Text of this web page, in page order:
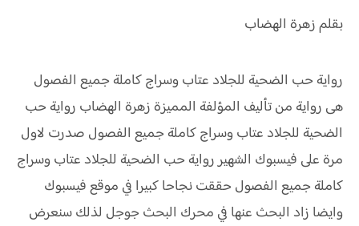
بقلم زهرة الهضاب
رواية حب الضحية للجلاد عتاب وسراج كاملة جميع الفصول
هى رواية من تأليف المؤلفة المميزة زهرة الهضاب رواية حب
الضحية للجلاد عتاب وسراج كاملة جميع الفصول صدرت لاول
مرة على فيسبوك الشهير رواية حب الضحية للجلاد عتاب وسراج
كاملة جميع الفصول حققت نجاحا كبيرا في موقع فيسبوك
وايضا زاد البحث عنها في محرك البحث جوجل لذلك سنعرض